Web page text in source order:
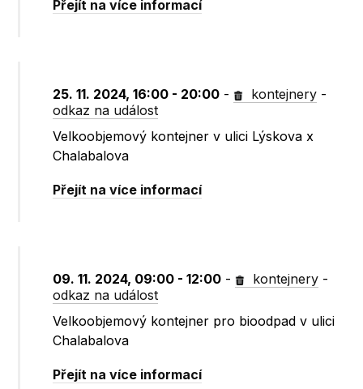
Přejít na více informací
25. 11. 2024, 16:00 - 20:00 - kontejnery -
odkaz na událost
Velkoobjemový kontejner v ulici Lýskova x
Chalabalova
Přejít na více informací
09. 11. 2024, 09:00 - 12:00 - kontejnery -
odkaz na událost
Velkoobjemový kontejner pro bioodpad v ulici
Chalabalova
Přejít na více informací